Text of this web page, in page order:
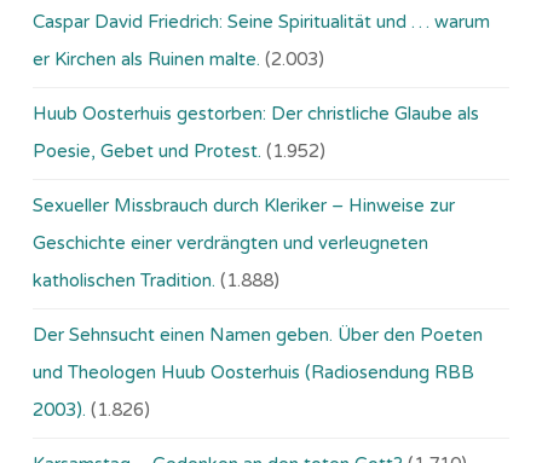
Caspar David Friedrich: Seine Spiritualität und … warum
er Kirchen als Ruinen malte. (2.003)
Huub Oosterhuis gestorben: Der christliche Glaube als
Poesie, Gebet und Protest. (1.952)
Sexueller Missbrauch durch Kleriker – Hinweise zur
Geschichte einer verdrängten und verleugneten
katholischen Tradition. (1.888)
Der Sehnsucht einen Namen geben. Über den Poeten
und Theologen Huub Oosterhuis (Ra­dio­sen­dung RBB
2003). (1.826)